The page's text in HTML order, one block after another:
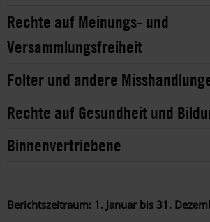
Rechte auf Meinungs- und
Versammlungsfreiheit
Folter und andere
Rechte auf Gesundheit und
Binnenvertriebene
Berichtszeitraum: 1. Januar bis 31.